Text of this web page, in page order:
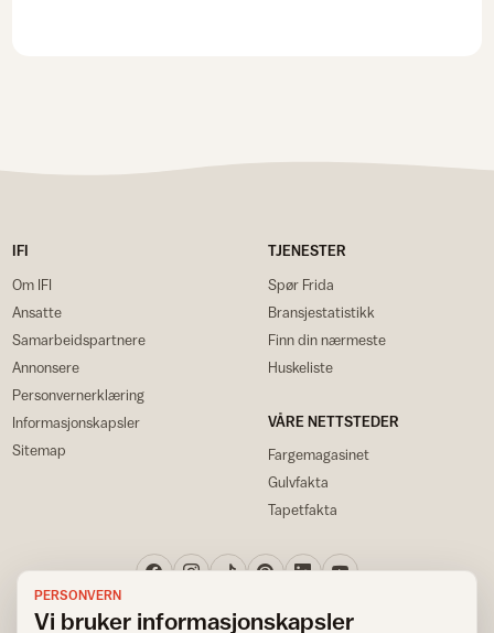
IFI
Om IFI
Ansatte
Samarbeidspartnere
Annonsere
Personvernerklæring
Informasjonskapsler
Sitemap
TJENESTER
Spør Frida
Bransjestatistikk
Finn din nærmeste
Huskeliste
VÅRE NETTSTEDER
Fargemagasinet
Gulvfakta
Tapetfakta
PERSONVERN
Vi bruker informasjonskapsler